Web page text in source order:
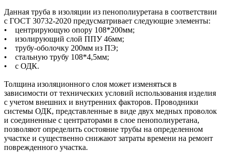
Данная труба в изоляции из пенополиуретана в соответствии
с ГОСТ 30732-2020 предусматривает следующие элементы:
• центрирующую опору 108*200мм;
• изолирующий слой ППУ 46мм;
• трубу-оболочку 200мм из ПЭ;
• стальную трубу 108*4,5мм;
• с ОДК.
Толщина изоляционного слоя может изменяться в
зависимости от технических условий использования изделия
с учетом внешних и внутренних факторов. Проводники
системы ОДК, представленные в виде двух медных проволок
и соединенные с центраторами в слое пенополиуретана,
позволяют определить состояние трубы на определенном
участке и существенно снижают затраты времени на ремонт
поврежденного участка.